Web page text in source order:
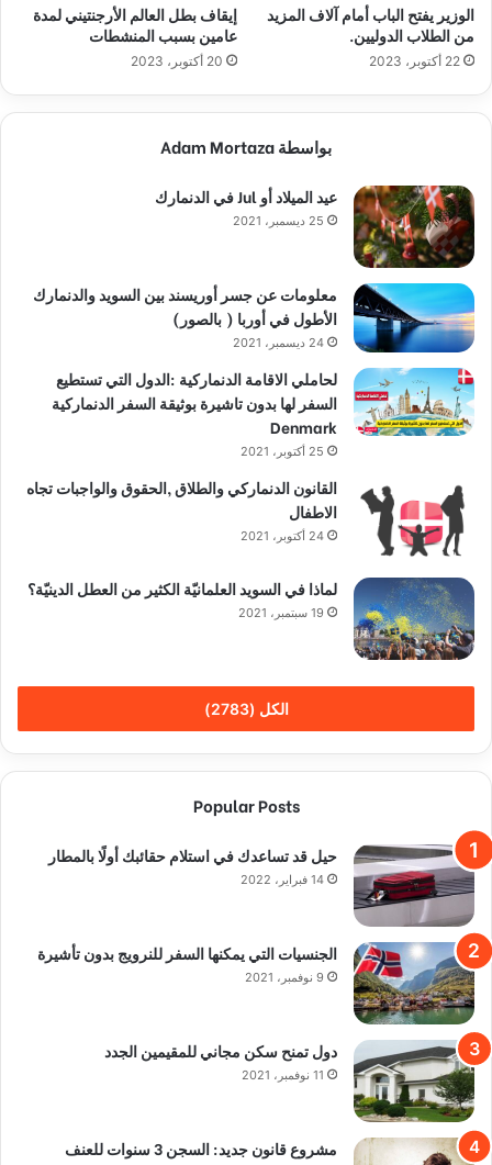
الوزير يفتح الباب أمام آلاف المزيد
من الطلاب الدوليين.
22 أكتوبر، 2023
إيقاف بطل العالم الأرجنتيني لمدة
عامين بسبب المنشطات
20 أكتوبر، 2023
بواسطة Adam Mortaza
عيد الميلاد أو Jul في الدنمارك
25 ديسمبر، 2021
معلومات عن جسر أوريسند بين السويد والدنمارك
الأطول في أوربا ( بالصور)
24 ديسمبر، 2021
لحاملي الاقامة الدنماركية :الدول التي تستطيع
السفر لها بدون تاشيرة بوثيقة السفر الدنماركية
Denmark
25 أكتوبر، 2021
القانون الدنماركي والطلاق ,الحقوق والواجبات تجاه
الاطفال
24 أكتوبر، 2021
لماذا في السويد العلمانيّة الكثير من العطل الدينيّة؟
19 سبتمبر، 2021
الكل (2783)
Popular Posts
حيل قد تساعدك في استلام حقائبك أولًا بالمطار
14 فبراير، 2022
الجنسيات التي يمكنها السفر للنرويج بدون تأشيرة
9 نوفمبر، 2021
دول تمنح سكن مجاني للمقيمين الجدد
11 نوفمبر، 2021
مشروع قانون جديد: السجن 3 سنوات للعنف